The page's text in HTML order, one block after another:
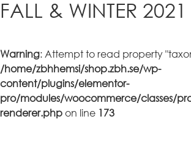
FALL & WINTER 2021
Warning: Attempt to read property
/home/zbhhemsi/shop.zbh.se/wp-
content/plugins/elementor-
pro/modules/woocommerce/classes/
renderer.php on line 173